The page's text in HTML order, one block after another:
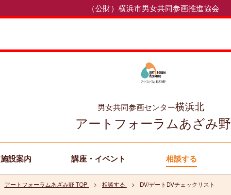
（公財）横浜市男女共同参画推進協会
男女共同参画センター横浜北
アートフォーラムあざみ野
施設案内 講座・イベント 相談する
アートフォーラムあざみ野 TOP 相談する DV/デートDVチェックリスト